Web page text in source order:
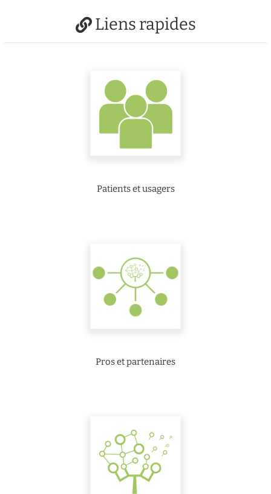
Liens rapides
Patients et usagers
Pros et partenaires